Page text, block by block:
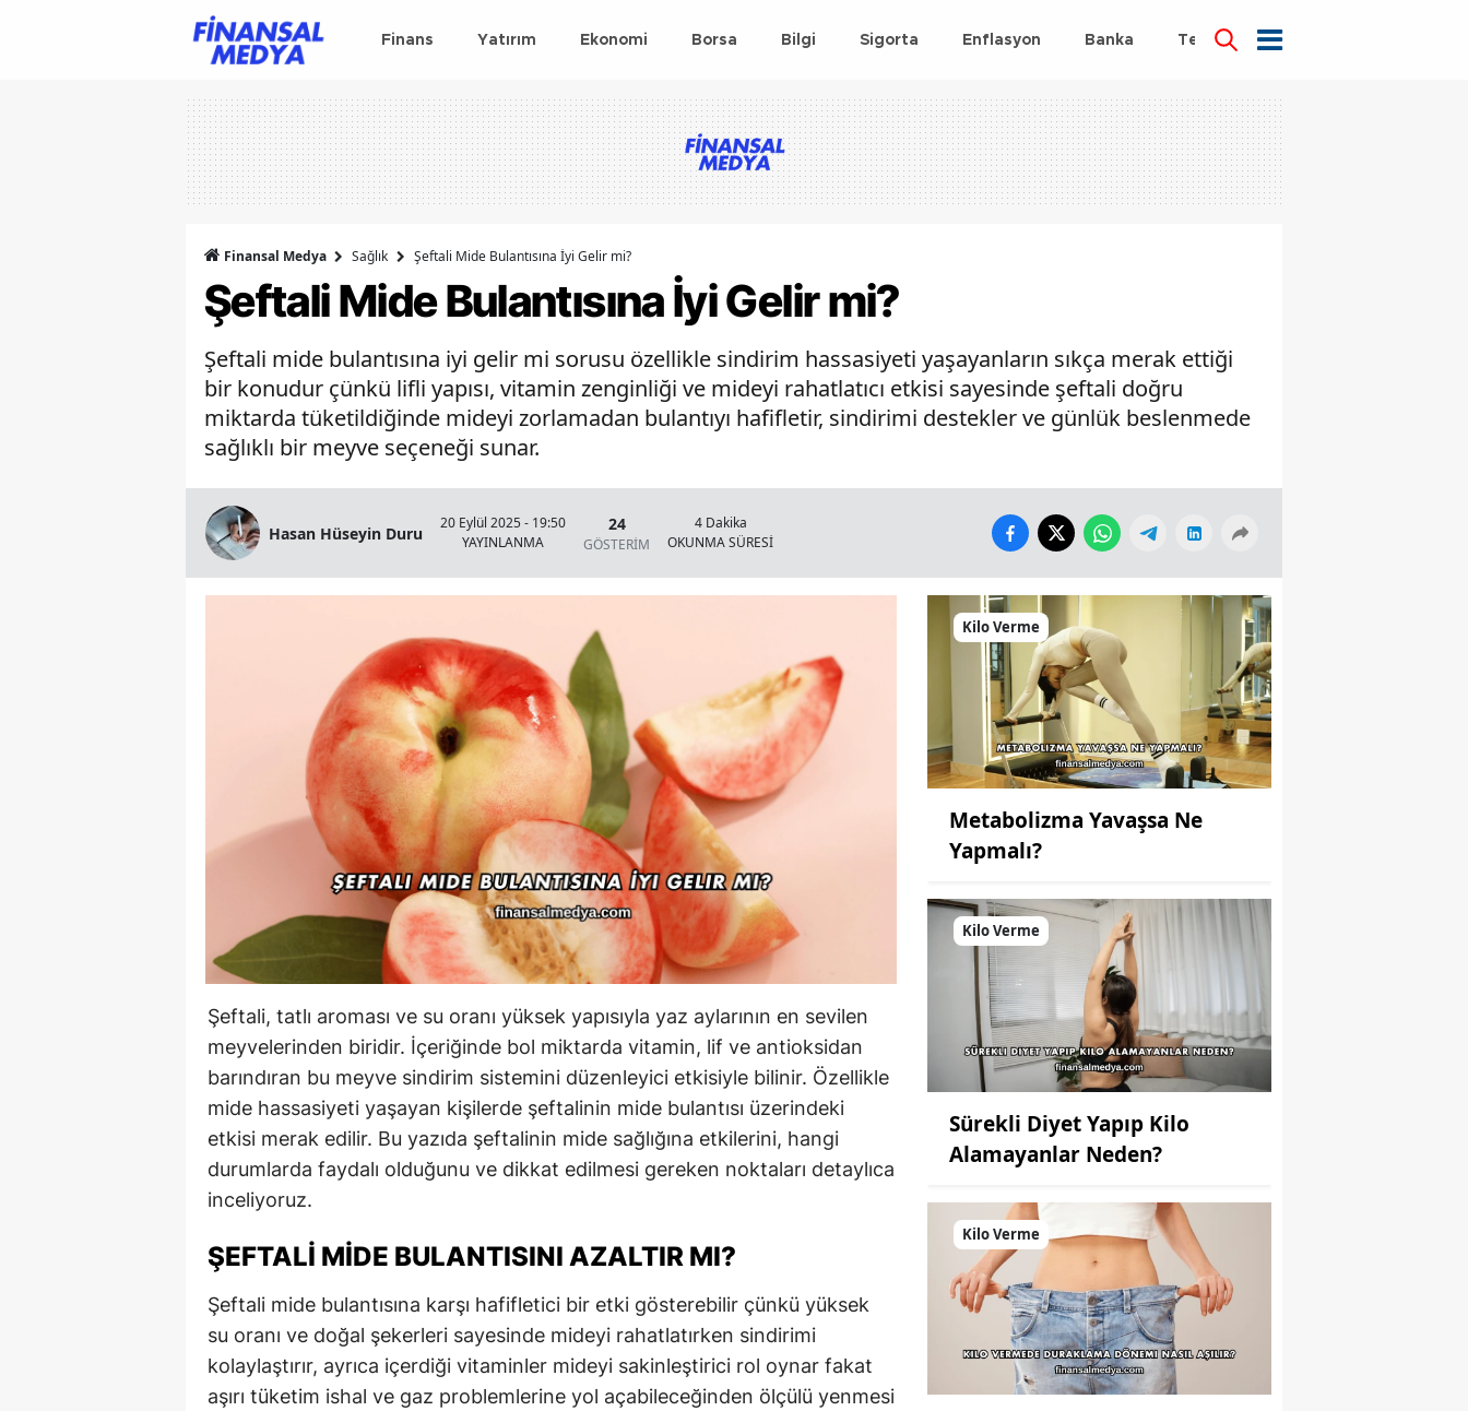
Finans Yatırım Ekonomi Borsa Bilgi Sigorta Enflasyon Banka Teknoloji
Finansal Medya Sağlık Şeftali Mide Bulantısına İyi Gelir mi?
Şeftali Mide Bulantısına İyi Gelir mi?
Şeftali mide bulantısına iyi gelir mi sorusu özellikle sindirim hassasiyeti yaşayanların sıkça merak ettiği
bir konudur çünkü lifli yapısı, vitamin zenginliği ve mideyi rahatlatıcı etkisi sayesinde şeftali doğru
miktarda tüketildiğinde mideyi zorlamadan bulantıyı hafifletir, sindirimi destekler ve günlük beslenmede
sağlıklı bir meyve seçeneği sunar.
Hasan Hüseyin Duru
20 Eylül 2025 - 19:50
YAYINLANMA
24
GÖSTERİM
4 Dakika
OKUNMA SÜRESİ
Şeftali, tatlı aroması ve su oranı yüksek yapısıyla yaz aylarının en sevilen
meyvelerinden biridir. İçeriğinde bol miktarda vitamin, lif ve antioksidan
barındıran bu meyve sindirim sistemini düzenleyici etkisiyle bilinir. Özellikle
mide hassasiyeti yaşayan kişilerde şeftalinin mide bulantısı üzerindeki
etkisi merak edilir. Bu yazıda şeftalinin mide sağlığına etkilerini, hangi
durumlarda faydalı olduğunu ve dikkat edilmesi gereken noktaları detaylıca
inceliyoruz.
ŞEFTALI MIDE BULANTISINI AZALTIR MI?
Şeftali mide bulantısına karşı hafifletici bir etki gösterebilir çünkü yüksek
su oranı ve doğal şekerleri sayesinde mideyi rahatlatırken sindirimi
kolaylaştırır, ayrıca içerdiği vitaminler mideyi sakinleştirici rol oynar fakat
aşırı tüketim ishal ve gaz problemlerine yol açabileceğinden ölçülü yenmesi
Kilo Verme
Metabolizma Yavaşsa Ne
Yapmalı?
Kilo Verme
Sürekli Diyet Yapıp Kilo
Alamayanlar Neden?
Kilo Verme